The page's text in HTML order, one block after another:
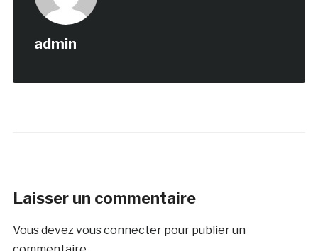
admin
Laisser un commentaire
Vous devezvous connecterpour publier un